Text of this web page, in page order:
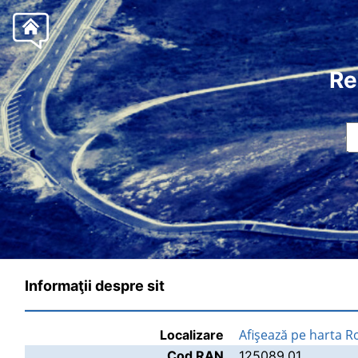
Informaţii despre sit
Localizare Afişează pe harta